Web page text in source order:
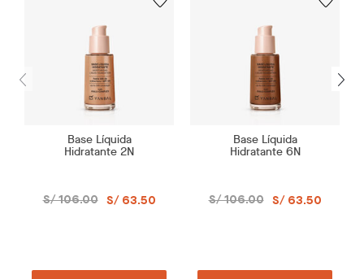
Base Líquida
Hidratante 2N
S/ 106.00 S/ 63.50
Base Líquida
Hidratante 6N
S/ 106.00 S/ 63.50